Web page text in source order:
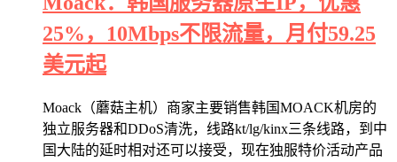
25%，10Mbps不限流量，月付59.25
美元起
Moack（蘑菇主机）商家主要销售韩国MOACK机房的
独立服务器和DDoS清洗，线路kt/lg/kinx三条线路，到中
国大陆的延时相对还可以接受，现在独服特价活动产品